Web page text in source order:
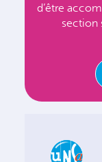
d’être
section